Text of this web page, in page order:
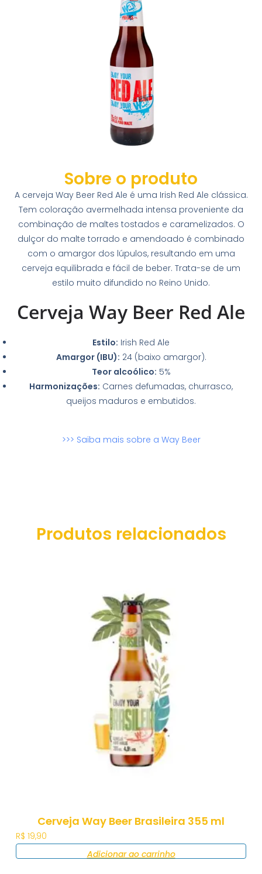
Sobre o produto
A cerveja Way Beer Red Ale é uma Irish Red Ale clássica.
Tem coloração avermelhada intensa proveniente da
combinação de maltes tostados e caramelizados. O
dulçor do malte torrado e amendoado é combinado
com o amargor dos lúpulos, resultando em uma
cerveja equilibrada e fácil de beber. Trata-se de um
estilo muito difundido no Reino Unido.
Cerveja Way Beer Red Ale
Estilo: Irish Red Ale
Amargor (IBU): 24 (baixo amargor).
Teor alcoólico: 5%
Harmonizações: Carnes defumadas, churrasco,
queijos maduros e embutidos.
>>> Saiba mais sobre a Way Beer
Produtos relacionados
Cerveja Way Beer Brasileira 355 ml
R$ 19,90
Adicionar ao carrinho